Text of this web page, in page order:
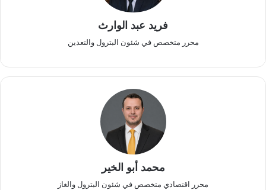
فريد عبد الوارث
محرر متخصص في شئون البترول والتعدين
محمد أبو الخير
محرر اقتصادي متخصص في شئون البترول والغاز